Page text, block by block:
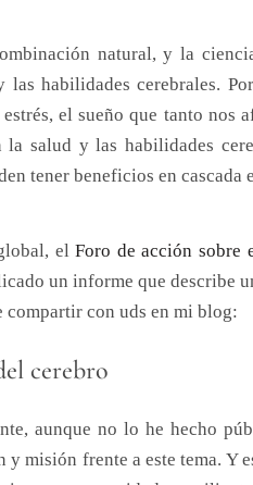
natural, y la
las habilidades cerebrales.
el sueño que tanto
la salud y las habilidades
tener beneficios en cascada
elForo de acción sobre
un informe que describe
compartir con uds en mi blog:
cerebro
aunque no lo he hecho
misión frente a este tema. Y